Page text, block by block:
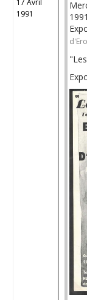
17 Avril
1991
1991